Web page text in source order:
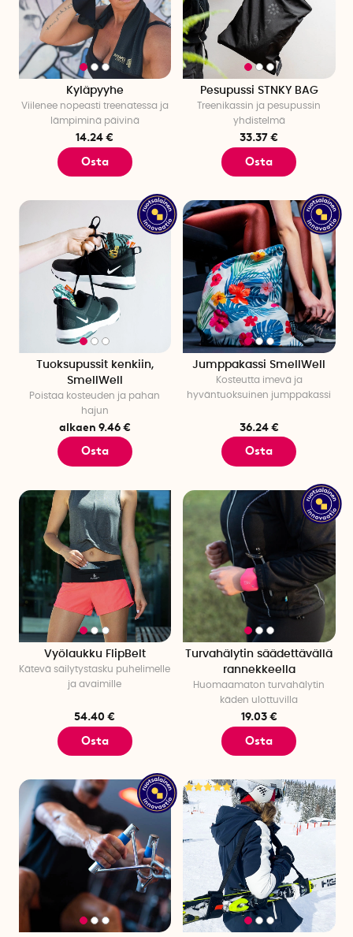
Kyläpyyhe
Viilenee nopeasti treenatessa ja
lämpiminä päivinä
14.24 €
Osta
Pesupussi STNKY BAG
Treenikassin ja pesupussin
yhdistelmä
33.37 €
Osta
Tuoksupussit kenkiin,
SmellWell
Poistaa kosteuden ja pahan
hajun
alkaen 9.46 €
Osta
Jumppakassi SmellWell
Kosteutta imevä ja
hyväntuoksuinen jumppakassi
36.24 €
Osta
Vyölaukku FlipBelt
Kätevä säilytystasku puhelimelle
ja avaimille
54.40 €
Osta
Turvahälytin säädettävällä
rannekkeella
Huomaamaton turvahälytin
käden ulottuvilla
19.03 €
Osta